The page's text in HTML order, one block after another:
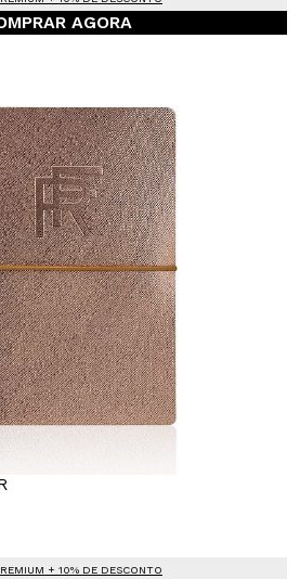
AGORA
+ 10% DE DESCONTO